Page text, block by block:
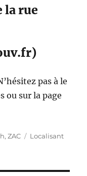
la rue
pas à le
ou sur la page
,ZAC Étiquettes
Localisant